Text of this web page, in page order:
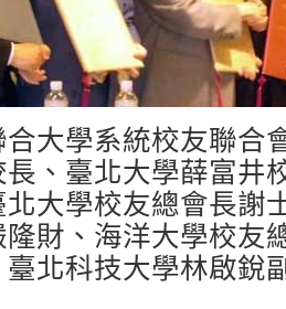
合大學系統校友聯合
、臺北大學薛富井
大學校友總會長謝
財、海洋大學校友
北科技大學林啟銳